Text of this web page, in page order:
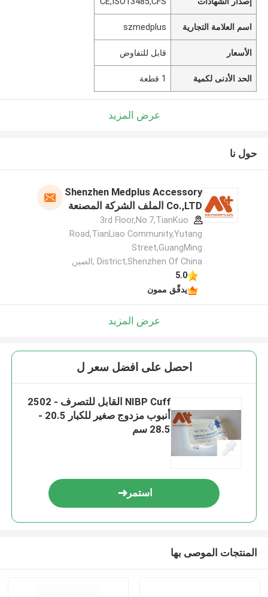
اسم العلامة التجارية szmedplus
الأسعار قابل للتفاوض
الحد الأدنى لكمية 1 قطعة
عرض المزيد
حول نا
Shenzhen Medplus Accessory
Co.,LTD الملف الشركة المصنعة
3rd Floor,No.7,TianKuo
Road,TianLiao Community,Yutang
Street,GuangMing
District,Shenzhen Of China ,الصين
5.0
يدقّق ممون
عرض المزيد
احصل على افضل سعر ل
NIBP Cuff القابل للتصرف - 2502
أنبوب مزدوج صغير للكبار 20.5 -
28.5 سم
استمر
المنتجات الموصى بها